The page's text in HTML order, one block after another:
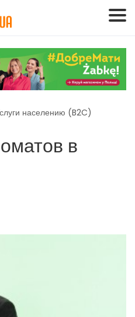
населению (B2C)
в